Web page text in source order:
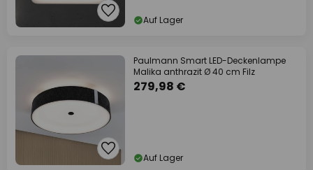
Auf Lager
Paulmann Smart LED-Deckenlampe
Malika anthrazit Ø 40 cm Filz
279,98 €
Auf Lager